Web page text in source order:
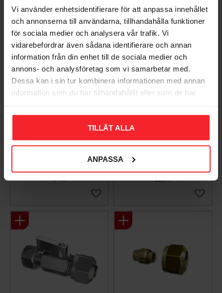
Vi använder enhetsidentifierare för att anpassa innehållet
och annonserna till användarna, tillhandahålla funktioner
för sociala medier och analysera vår trafik. Vi
vidarebefordrar även sådana identifierare och annan
information från din enhet till de sociala medier och
annons- och analysföretag som vi samarbetar med.
Dessa kan i sin tur kombinera informationen med annan
information som du har tillhandahållit eller som de har
TILLÅT ALLA
ANPASSA
Lägg till i favoriter Lägg
Anslutningskoppling
84KR
Lägg till i favoriter
Pressanslutningskoppling
123KR
Lägg